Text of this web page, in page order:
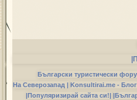
Български туристически
На Северозапад | Konsultirai.me -
|Популяризирай сайта си!|